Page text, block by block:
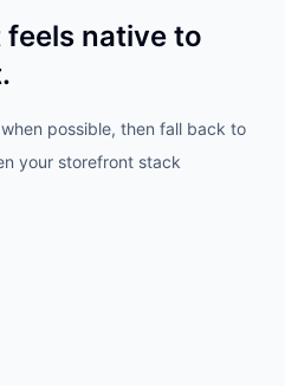
native to
possible, then fall back to
your storefront stack